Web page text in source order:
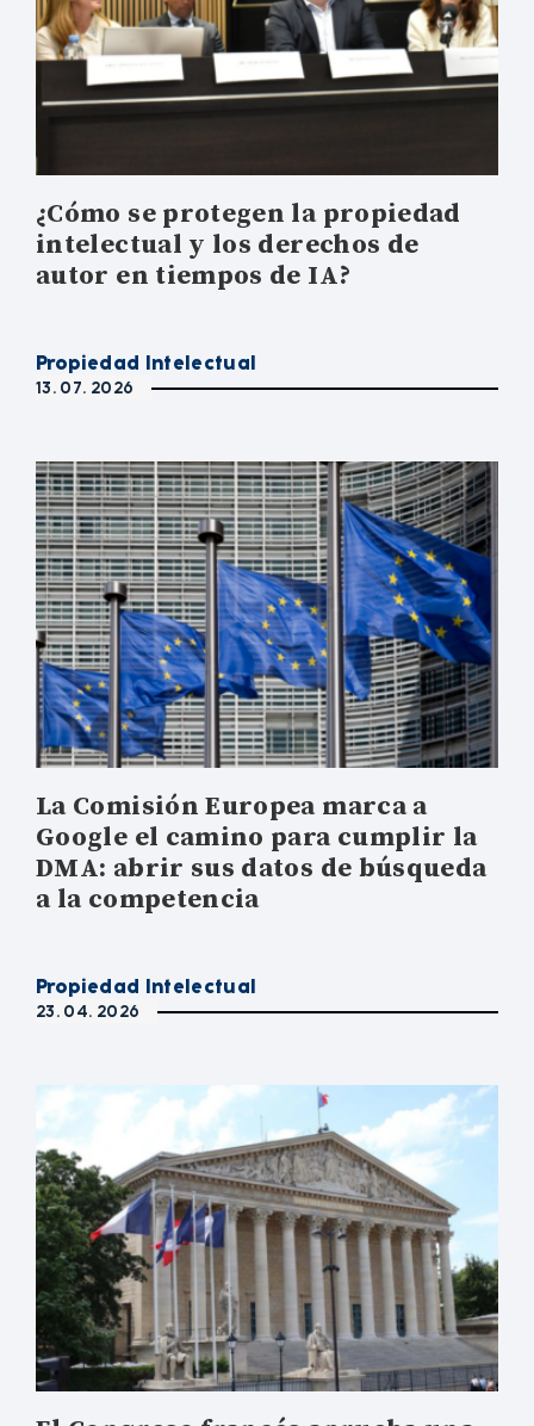
¿Cómo se protegen la propiedad
intelectual y los derechos de
autor en tiempos de IA?
Propiedad Intelectual
13. 07. 2026
La Comisión Europea marca a
Google el camino para cumplir la
DMA: abrir sus datos de búsqueda
a la competencia
Propiedad Intelectual
23. 04. 2026